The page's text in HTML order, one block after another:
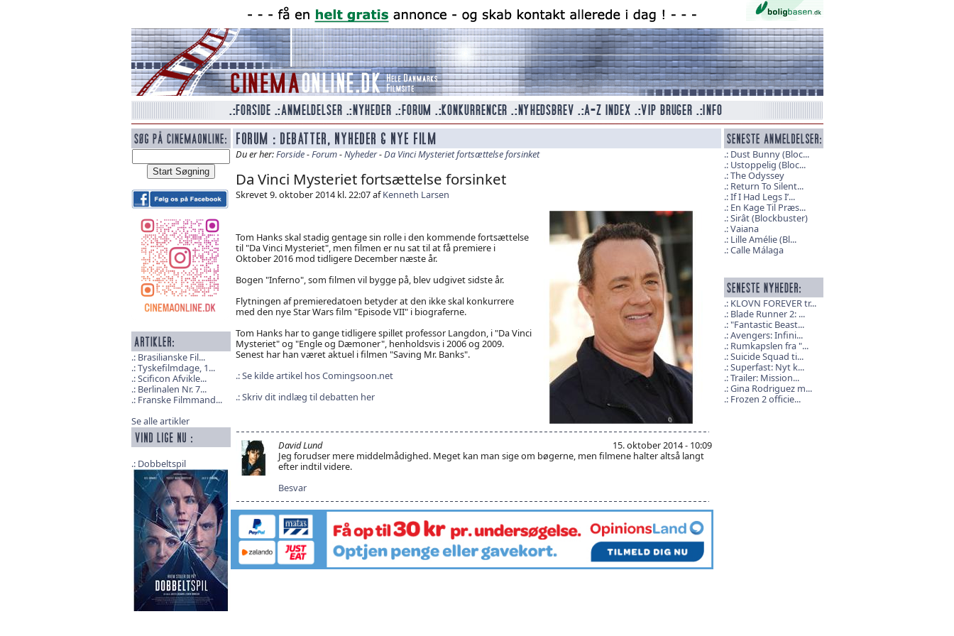
Brasilianske Fil...
Tyskefilmdage, 1...
Scificon Afvikle...
Berlinalen Nr. 7...
Franske Filmmand...
Se alle artikler
Dobbeltspil
Du er her:Forside-Forum-Nyheder-Da Vinci Mysteriet fortsættelse forsinket
Da Vinci Mysteriet fortsættelse forsinket
Skrevet 9. oktober 2014 kl. 22:07 afKenneth Larsen
Tom Hanks skal stadig gentage sin rolle i den kommende fortsættelse
til "Da Vinci Mysteriet", men filmen er nu sat til at få premiere i
Oktober 2016 mod tidligere December næste år.
Bogen "Inferno", som filmen vil bygge på, blev udgivet sidste år.
Flytningen af premieredatoen betyder at den ikke skal konkurrere
med den nye Star Wars film "Episode VII" i biograferne.
Tom Hanks har to gange tidligere spillet professor Langdon, i "Da Vinci
Mysteriet" og "Engle og Dæmoner", henholdsvis i 2006 og 2009.
Senest har han været aktuel i filmen "Saving Mr. Banks".
Se kilde artikel hos Comingsoon.net
Skriv dit indlæg til debatten her
David Lund
15. oktober 2014 - 10:09
Jeg forudser mere middelmådighed. Meget kan man sige om bøgerne, men filmene halter altså langt
efter indtil videre.
Besvar
Dust Bunny (Bloc...
Ustoppelig (Bloc...
The Odyssey
Return To Silent...
If I Had Legs I’...
En Kage Til Præs...
Sirât (Blockbuster)
Vaiana
Lille Amélie (Bl...
Calle Málaga
KLOVN FOREVER tr...
Blade Runner 2: ...
"Fantastic Beast...
Avengers: Infini...
Rumkapslen fra "...
Suicide Squad ti...
Superfast: Nyt k...
Trailer: Mission...
Gina Rodriguez m...
Frozen 2 officie...